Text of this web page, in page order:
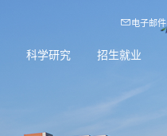
电子邮件
科学研究 招生就业